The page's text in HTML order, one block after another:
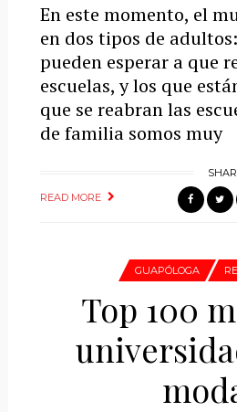
En este momento, el
en dos tipos de
pueden esperar a que
escuelas, y los que
que se reabran las
de familia somos muy
READ MORE
GUAPÓLOGA
Top 100